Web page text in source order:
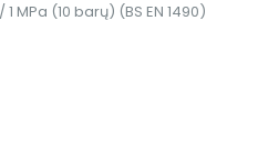
MPa (10 barų) (BS EN 1490)